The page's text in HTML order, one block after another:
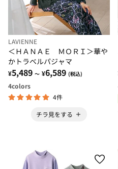
LAVIENNE
＜ＨＡＮＡＥ ＭＯＲＩ＞華や
かトラベルパジャマ
¥5,489 ～ ¥6,589 (税込)
4colors
4件
チラ見をする